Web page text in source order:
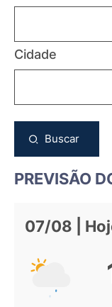
Cidade
Buscar
PREVISÃO
07/08 |